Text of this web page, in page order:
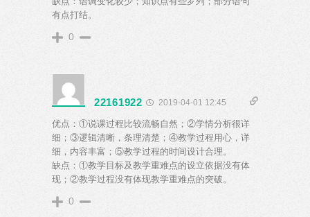
有点打结。
0
22161922 2019-04-01 12:45
优点：①说课过程比较流畅自然；②学情分析很详
细；③逻辑清晰，条理清楚；④教学过程用心，详
细，内容丰富；⑤教学过程的时间设计合理。
缺点：①教学目标及教学重难点的设立依据没有体
现；②教学过程没有体现教学重难点的突破。
0